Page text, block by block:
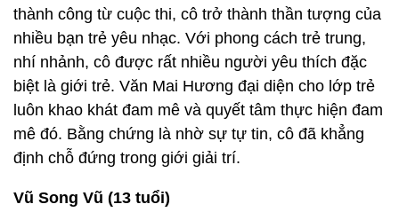
thành công từ cuộc thi, cô trở thành thần tượng của
nhiều bạn trẻ yêu nhạc. Với phong cách trẻ trung,
nhí nhảnh, cô được rất nhiều người yêu thích đặc
biệt là giới trẻ. Văn Mai Hương đại diện cho lớp trẻ
luôn khao khát đam mê và quyết tâm thực hiện đam
mê đó. Bằng chứng là nhờ sự tự tin, cô đã khẳng
định chỗ đứng trong giới giải trí.
Vũ Song Vũ (13 tuổi)